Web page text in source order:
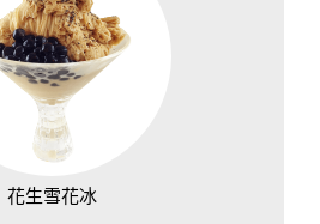
花生雪花冰